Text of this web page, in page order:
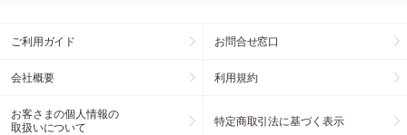
ご利用ガイド お問合せ窓口
会社概要 利用規約
お客さまの個人情報の
取扱いについて
特定商取引法に基づく表示